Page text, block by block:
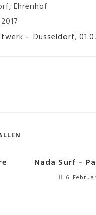
Ehrenhof
– Düsseldorf,
Nada Surf –
6.